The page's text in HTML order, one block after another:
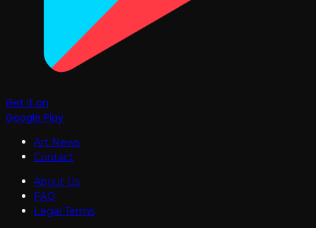
Get it on
Google Play
Art News
Contact
About Us
FAQ
Legal Terms